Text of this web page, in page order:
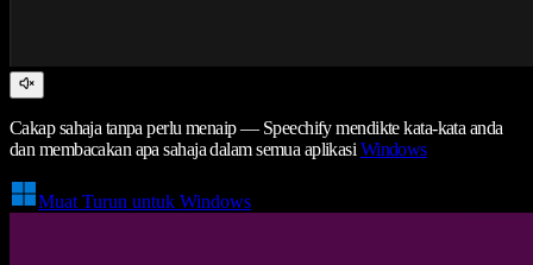
Cakap sahaja tanpa perlu menaip — Speechify mendikte kata-kata anda
dan membacakan apa sahaja dalam semua aplikasi Windows
Muat Turun untuk Windows